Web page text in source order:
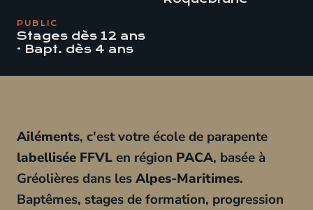
PUBLIC
Stages dès 12 ans
· Bapt. dès 4 ans
Ailéments, c'est votre école de parapente
labellisée FFVLen région PACA, basée à
Gréolières dans lesAlpes-Maritimes.
Baptêmes, stages de formation, progression